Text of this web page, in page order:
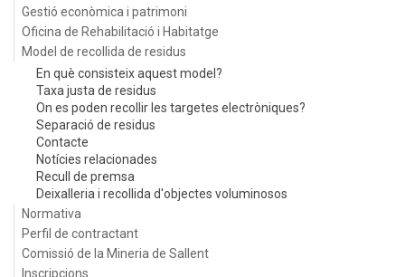
Gestió econòmica i patrimoni
Oficina de Rehabilitació i Habitatge
Model de recollida de residus
En què consisteix aquest model?
Taxa justa de residus
On es poden recollir les targetes electròniques?
Separació de residus
Contacte
Notícies relacionades
Recull de premsa
Deixalleria i recollida d'objectes voluminosos
Normativa
Perfil de contractant
Comissió de la Mineria de Sallent
Inscripcions